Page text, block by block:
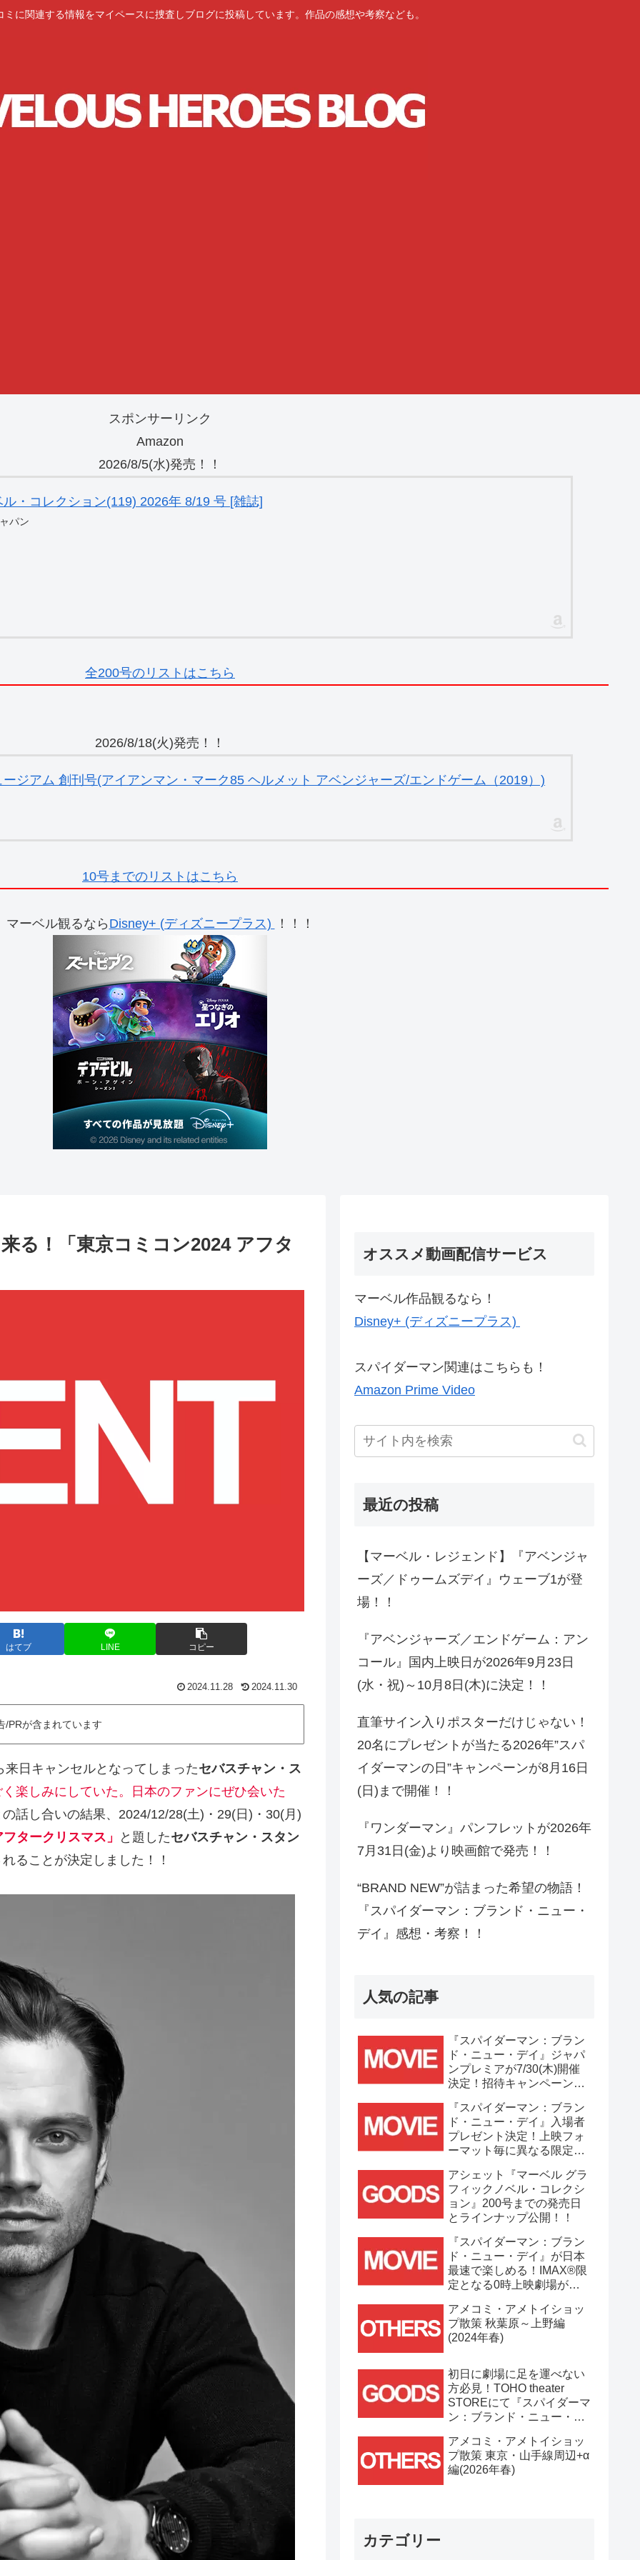
に関連する情報をマイペースに捜査しブログに投稿しています。作品の感想や考察なども。
スポンサーリンク
Amazon
2026/8/5(水)発売！！
・コレクション(119) 2026年 8/19 号 [雑誌]
パン
全200号のリストはこちら
2026/8/18(火)発売！！
ジアム 創刊号(アイアンマン・マーク85 ヘルメット アベンジャーズ/エンドゲーム（2019）)
10号までのリストはこちら
マーベル観るなら Disney+ (ディズニープラス) ！！！
る！「東京コミコン2024 アフタ
はてブ LINE コピー
2024.11.28 2024.11.30
/PRが含まれています
来日キャンセルとなってしまったセバスチャン・ス
楽しみにしていた。日本のファンにぜひ会いた
話し合いの結果、2024/12/28(土)・29(日)・30(月)
タークリスマス」
と題したセバスチャン・スタン
ることが決定しました！！
オススメ動画配信サービス
マーベル作品観るなら！
Disney+ (ディズニープラス)
スパイダーマン関連はこちらも！
Amazon Prime Video
最近の投稿
【マーベル・レジェンド】『アベンジャ
ーズ／ドゥームズデイ』ウェーブ1が登
場！！
『アベンジャーズ／エンドゲーム：アン
コール』国内上映日が2026年9月23日
(水・祝)～10月8日(木)に決定！！
直筆サイン入りポスターだけじゃない！
20名にプレゼントが当たる2026年”スパ
イダーマンの日”キャンペーンが8月16日
(日)まで開催！！
『ワンダーマン』パンフレットが2026年
7月31日(金)より映画館で発売！！
“BRAND NEW”が詰まった希望の物語！
『スパイダーマン：ブランド・ニュー・
デイ』感想・考察！！
人気の記事
『スパイダーマン：ブラン
ド・ニュー・デイ』ジャパ
ンプレミアが7/30(木)開催
決定！招待キャンペーンは
中！！
『スパイダーマン：ブラン
ド・ニュー・デイ』入場者
プレゼント決定！上映フォ
ーマット毎に異なる限定ビ
える！！
アシェット『マーベル グラ
フィックノベル・コレクシ
ョン』200号までの発売日
とラインナップ公開！！
『スパイダーマン：ブラン
ド・ニュー・デイ』が日本
最速で楽しめる！IMAX®限
定となる0時上映劇場が決
アメコミ・アメトイショッ
プ散策 秋葉原～上野編
(2024年春)
初日に劇場に足を運べない
方必見！TOHO theater
STOREにて『スパイダーマ
ン：ブランド・ニュー・デ
7/31(金)11時より開始！！
アメコミ・アメトイショッ
プ散策 東京・山手線周辺+α
編(2026年春)
カテゴリー